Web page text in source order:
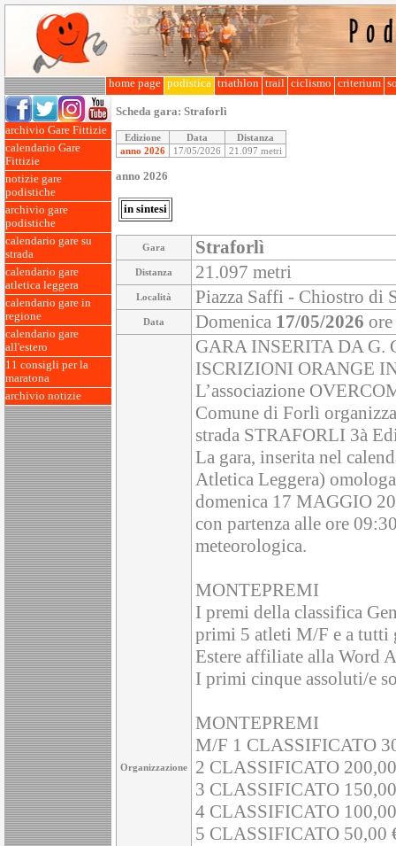
home page podistica triathlon trail ciclismo criterium
archivio Gare Fittizie
calendario Gare
Fittizie
notizie gare
podistiche
archivio gare
podistiche
calendario gare su
strada
calendario gare
atletica leggera
calendario gare in
regione
calendario gare
all'estero
11 consigli per la
maratona
archivio notizie
Scheda gara: Straforlì
Edizione Data
Distanza
anno 2026
17/05/2026 21.097 metri
anno 2026
in sintesi
Gara Straforlì
Distanza 21.097 metri
Località Piazza Saffi - Chiostro di
Data Domenica 17/05/2026
Organizzazione
GARA INSERITA DA G.
ISCRIZIONI ORANGE
L’associazione
Comune di Forlì
strada STRAFORLI 3à
La gara, inserita nel
Atletica Leggera)
domenica 17 MAGGIO
con partenza alle ore
meteorologica.
MONTEPREMI
I premi della classifica
primi 5 atleti M/F e a tutti
Estere affiliate alla Word
I primi cinque assoluti/e
MONTEPREMI
M/F 1 CLASSIFICATO
2 CLASSIFICATO
3 CLASSIFICATO
4 CLASSIFICATO
5 CLASSIFICATO 50,00